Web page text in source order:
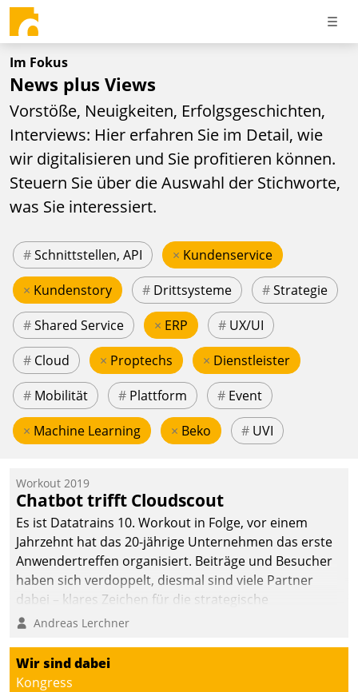
Im Fokus
News plus Views
Vorstöße, Neuigkeiten, Erfolgsgeschichten,
Interviews: Hier erfahren Sie im Detail, wie
wir digitalisieren und Sie profitieren können.
Steuern Sie über die Auswahl der Stichworte,
was Sie interessiert.
#Schnittstellen, API × Kundenservice
× Kundenstory # Drittsysteme #Strategie
#Shared Service × ERP # UX/UI
# Cloud × Proptechs × Dienstleister
# Mobilität # Plattform # Event
× Machine Learning × Beko # UVI
Workout 2019
Chatbot trifft Cloudscout
Es ist Datatrains 10. Workout in Folge, vor einem
Jahrzehnt hat das 20-jährige Unternehmen das erste
Anwendertreffen organisiert. Beiträge und Besucher
haben sich verdoppelt, diesmal sind viele Partner
dabei – klares Zeichen für die strategische
Fokussierung auf den Kunden.
Andreas Lerchner
Wir sind dabei
Kongress